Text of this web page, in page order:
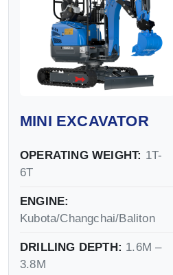
MINI EXCAVATOR
OPERATING WEIGHT: 1T-
6T
ENGINE:
Kubota/Changchai/Baliton
DRILLING DEPTH: 1.6M –
3.8M